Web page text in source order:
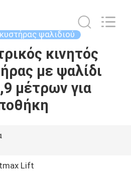
ψαλιδιού
κινητός
με ψαλίδι
μέτρων για
Lift